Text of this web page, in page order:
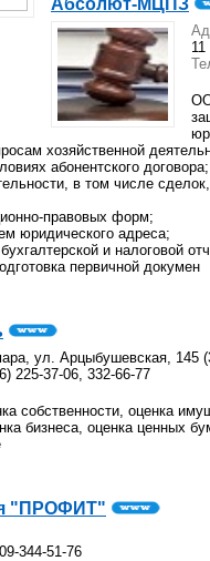
Абсолют-МЦПЗ
11
хозяйственной
абонентского договора;
в том числе
правовых форм;
юридического адреса;
и налоговой
первичной докумен
ул. Арцыбушевская, 145
225-37-06, 332-66-77
собственности, оценка
бизнеса, оценка ценных
"ПРОФИТ"
344-51-76